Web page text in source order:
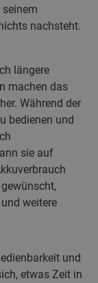
nachsteht.
längere
machen das
Während der
bedienen und
sie auf
weitere
und
etwas Zeit in